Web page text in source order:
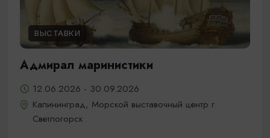
ВЫСТАВКИ
Адмирал маринистики
12.06.2026 - 30.09.2026
Калининград, Морской выставочный центр г.
Светлогорск